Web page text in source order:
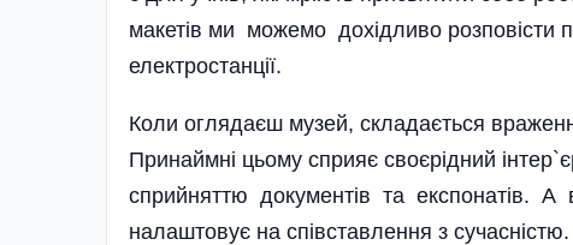
макетів ми можемо дохідливо розповісти
електростанції.
Коли оглядаєш музей, складається
Принаймні цьому сприяє своєрідний
сприйняттю документів та експонатів. А
налаштовує на співставлення з